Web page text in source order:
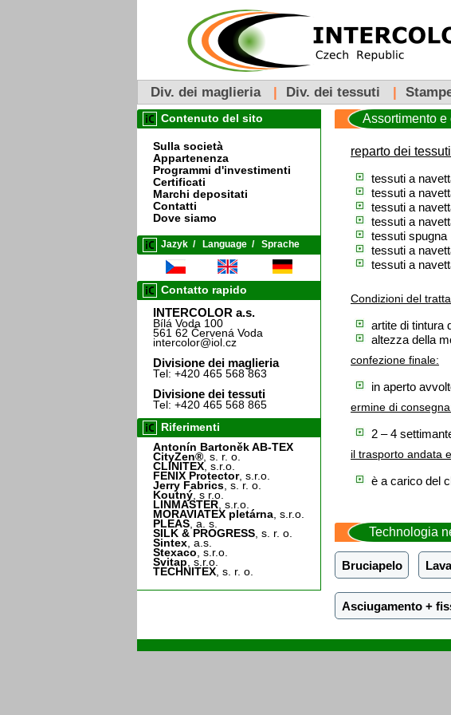
Div. dei maglieria | Div. dei tessuti |
Assortimento
reparto dei
tessuti a
tessuti a
tessuti a
tessuti a
tessuti spugna
tessuti a
tessuti a
Condizioni del
artite di tintura
altezza della
confezione finale:
in aperto
ermine di
2 – 4
il trasporto andata
è a carico del
Technologia
Bruciapelo
Asciugamento +
Contenuto del sito
Sulla società
Appartenenza
Programmi d'investimenti
Certificati
Marchi depositati
Contatti
Dove siamo
Jazyk / Language / Sprache
Contatto rapido
INTERCOLOR a.s.
Bílá Voda 100
561 62 Červená Voda
intercolor@iol.cz
Divisione dei maglieria
Tel: +420 465 568 863
Divisione dei tessuti
Tel: +420 465 568 865
Riferimenti
Antonín Bartoněk AB-TEX
CityZen® , s. r. o.
CLINITEX, s.r.o.
FENIX Protector, s.r.o.
Jerry Fabrics , s. r. o.
Koutný , s r.o.
LINMASTER , s.r.o.
MORAVIATEX pletárna , s.r.o.
PLEAS , a. s.
SILK & PROGRESS , s. r. o.
Sintex , a.s.
Stexaco , s.r.o.
Svitap , s.r.o.
TECHNITEX , s. r. o.